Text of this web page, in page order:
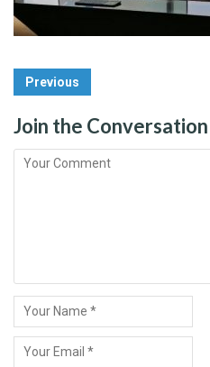
Post
Navigation
Previous
Join the Conversation